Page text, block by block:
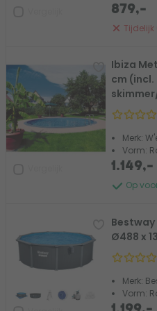
879,-
Ibiza
cm
Merk:
Vorm:
Op
1.149,-
Ø488 x
Merk:
Vorm: